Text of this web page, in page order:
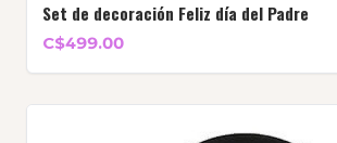
Set de decoración Feliz día del Padre
C$499.00